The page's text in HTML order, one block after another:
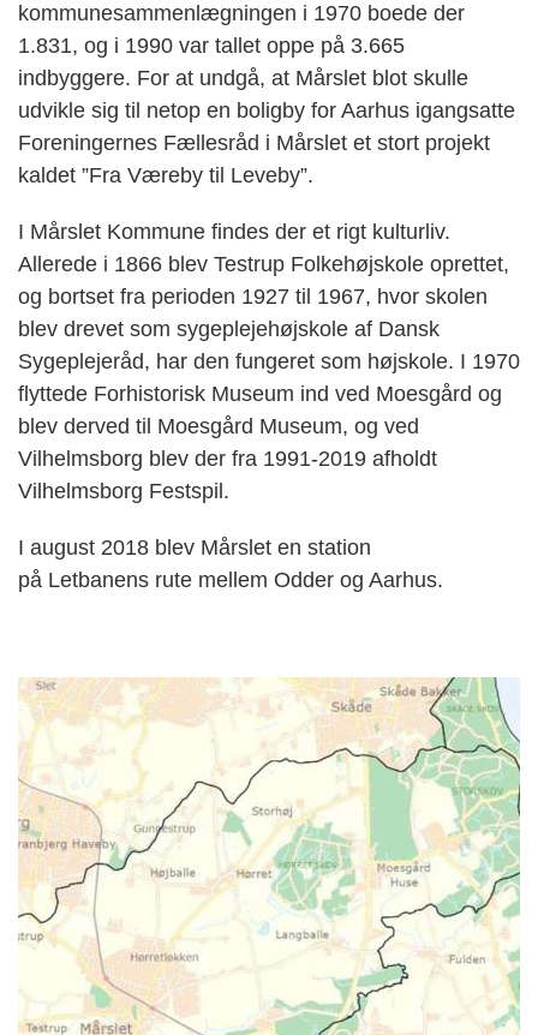
kommunesammenlægningen i 1970 boede der
1.831, og i 1990 var tallet oppe på 3.665
indbyggere. For at undgå, at Mårslet blot skulle
udvikle sig til netop en boligby for Aarhus igangsatte
Foreningernes Fællesråd i Mårslet et stort projekt
kaldet ”Fra Væreby til Leveby”.
I Mårslet Kommune findes der et rigt kulturliv.
Allerede i 1866 blev Testrup Folkehøjskole oprettet,
og bortset fra perioden 1927 til 1967, hvor skolen
blev drevet som sygeplejehøjskole af Dansk
Sygeplejeråd, har den fungeret som højskole. I 1970
flyttede Forhistorisk Museum ind ved Moesgård og
blev derved til Moesgård Museum, og ved
Vilhelmsborg blev der fra 1991-2019 afholdt
Vilhelmsborg Festspil.
I august 2018 blev Mårslet en station
på Letbanens rute mellem Odder og Aarhus.